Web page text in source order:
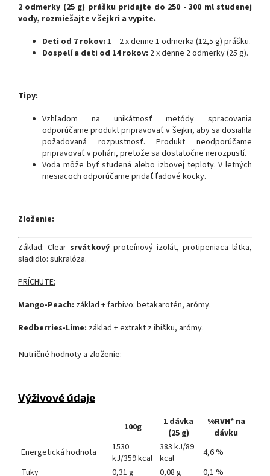
2 odmerky (25 g) prášku pridajte do 250 - 300 ml studenej
vody, rozmiešajte v šejkri a vypite.
Deti od 7 rokov: 1 – 2 x denne 1 odmerka (12,5 g) prášku.
Dospelí a deti od 14 rokov: 2 x denne 2 odmerky (25 g).
Tipy:
Vzhľadom na unikátnosť metódy spracovania
odporúčame produkt pripravovať v šejkri, aby sa dosiahla
požadovaná rozpustnosť. Produkt neodporúčame
pripravovať v pohári, pretože sa dostatočne nerozpustí.
Voda môže byť studená alebo izbovej teploty. V letných
mesiacoch odporúčame pridať ľadové kocky.
Zloženie:
Základ: Clear srvátkový proteínový izolát, protipeniaca látka,
sladidlo: sukralóza.
PRÍCHUTE:
Mango-Peach: základ + farbivo: betakarotén, arómy.
Redberries-Lime: základ + extrakt z ibišku, arómy.
Nutričné hodnoty a zloženie:
Výživové údaje
100g
1 dávka
(25 g)
%RVH* na
dávku
Energetická hodnota
1530
kJ/359 kcal
383 kJ/89
kcal
4,6 %
Tuky
0,31 g 0,08 g 0,1 %